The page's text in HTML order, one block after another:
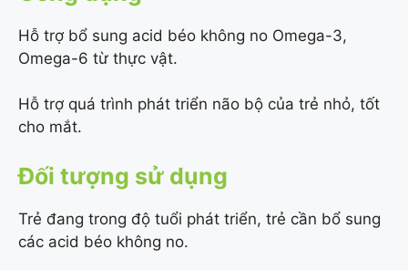
Hỗ trợ bổ sung acid béo không no Omega-3,
Omega-6 từ thực vật.
Hỗ trợ quá trình phát triển não bộ của trẻ nhỏ, tốt
cho mắt.
Đối tượng sử dụng
Trẻ đang trong độ tuổi phát triển, trẻ cần bổ sung
các acid béo không no.